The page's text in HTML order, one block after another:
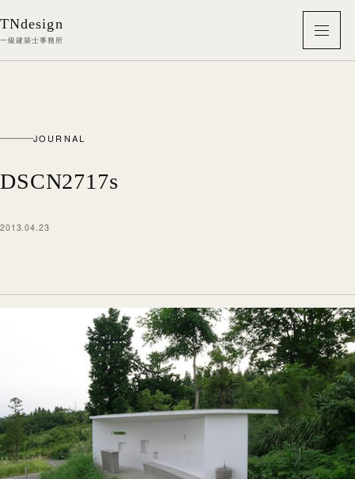
TNdesign
一級建築士事務所 メニ
JOURNAL
DSCN2717s
2013.04.23